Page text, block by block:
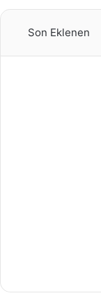
Son Eklenen